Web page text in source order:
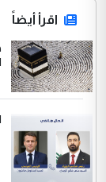
اقرأ أيضاً